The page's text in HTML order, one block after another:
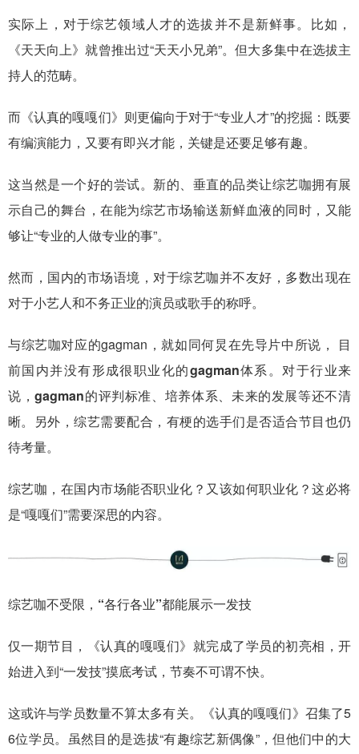
实际上，对于综艺领域人才的选拔并不是新鲜事。比如，
《天天向上》就曾推出过“天天小兄弟”。但大多集中在选拔主
持人的范畴。
而《认真的嘎嘎们》则更偏向于对于“专业人才”的挖掘：既要
有编演能力，又要有即兴才能，关键是还要足够有趣。
这当然是一个好的尝试。新的、垂直的品类让综艺咖拥有展
示自己的舞台，在能为综艺市场输送新鲜血液的同时，又能
够让“专业的人做专业的事”。
然而，国内的市场语境，对于综艺咖并不友好，多数出现在
对于小艺人和不务正业的演员或歌手的称呼。
与综艺咖对应的gagman，就如同何炅在先导片中所说， 目
前国内并没有形成很职业化的gagman体系。对于行业来
说，gagman的评判标准、培养体系、未来的发展等还不清
晰。另外，综艺需要配合，有梗的选手们是否适合节目也仍
待考量。
综艺咖，在国内市场能否职业化？又该如何职业化？这必将
是“嘎嘎们”需要深思的内容。
综艺咖不受限，“各行各业”都能展示一发技
仅一期节目，《认真的嘎嘎们》就完成了学员的初亮相，开
始进入到“一发技”摸底考试，节奏不可谓不快。
这或许与学员数量不算太多有关。《认真的嘎嘎们》召集了5
6位学员。虽然目的是选拔“有趣综艺新偶像”，但他们中的大